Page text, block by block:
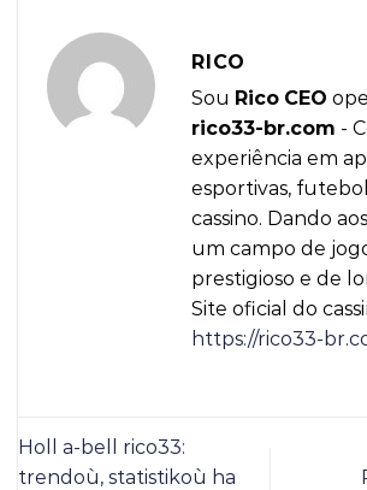
RICO
Sou Rico CEO
rico33-br.com -
experiência em
esportivas,
cassino. Dando
um campo de
prestigioso e de
Site oficial do
https://rico33-
Holl a-bell rico33:
trendoù, statistikoù ha